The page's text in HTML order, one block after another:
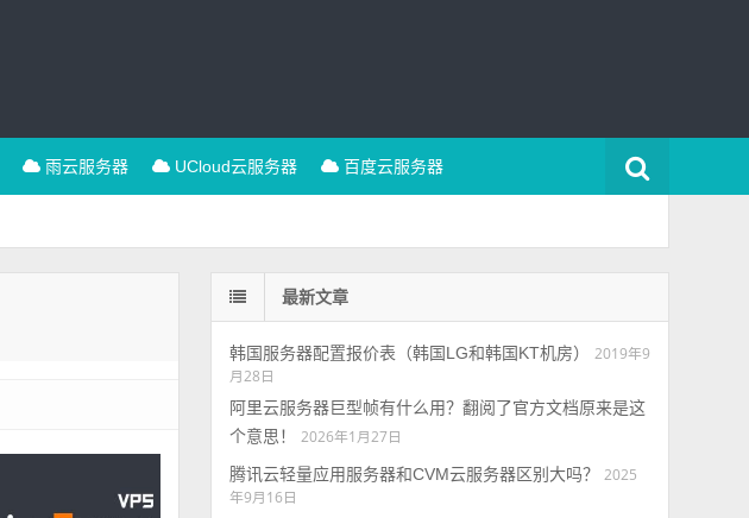
雨云服务器 UCloud云服务器 百度云服务器
最新文章
韩国服务器配置报价表（韩国LG和韩国KT机房）
2019年9
月28日
阿里云服务器巨型帧有什么用？翻阅了官方文档原来是这
个意思！
2026年1月27日
腾讯云轻量应用服务器和CVM云服务器区别大吗？
2025
年9月16日